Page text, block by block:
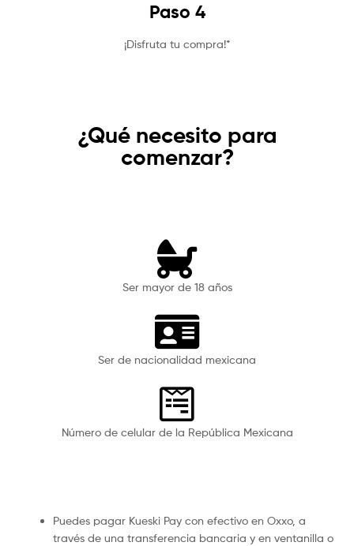
Paso 4
¡Disfruta tu compra!*
¿Qué necesito para
comenzar?
Ser mayor de 18 años
Ser de nacionalidad mexicana
Número de celular de la República Mexicana
Puedes pagar Kueski Pay con efectivo en Oxxo, a
través de una transferencia bancaria y en ventanilla o